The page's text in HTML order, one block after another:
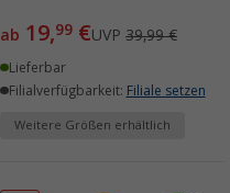
ab 19,99 €UVP 39,99 €
Lieferbar
Filialverfügbarkeit: Filiale setzen
Weitere Größen erhältlich